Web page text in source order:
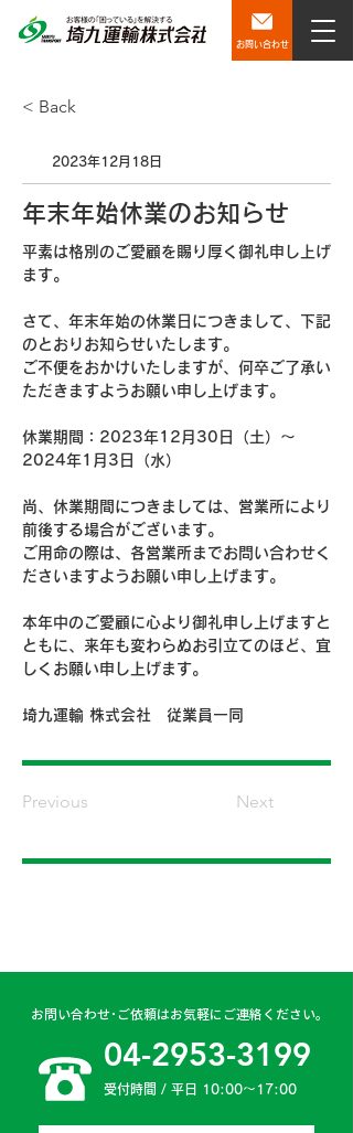
お問い合わせ
< Back
2023年12月18日
年末年始休業のお知らせ
平素は格別のご愛顧を賜り厚く御礼申し上げ
ます。
さて、年末年始の休業日につきまして、下記
のとおりお知らせいたします。
ご不便をおかけいたしますが、何卒ご了承い
ただきますようお願い申し上げます。
休業期間：2023年12月30日（土）～
2024年1月3日（水）
尚、休業期間につきましては、営業所により
前後する場合がございます。
ご用命の際は、各営業所までお問い合わせく
ださいますようお願い申し上げます。
本年中のご愛顧に心より御礼申し上げますと
ともに、来年も変わらぬお引立てのほど、宜
しくお願い申し上げます。
埼九運輸 株式会社　従業員一同
Previous Next
お問い合わせ･ご依頼はお気軽にご連絡ください。
04-2953-3199
受付時間 / 平日 10:00〜17:00